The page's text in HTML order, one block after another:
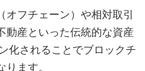
オフチェーン）や相対取引
動産といった伝統的な資産
化されることでブロックチ
ます。